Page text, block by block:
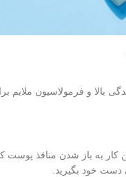
بالا و فرمولاسیون
کار به باز شدن منافذ
خود بگیرید.